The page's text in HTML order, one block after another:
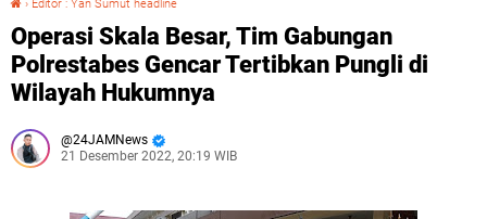
› Editor : Yan Sumut headline
Operasi Skala Besar, Tim Gabungan
Polrestabes Gencar Tertibkan Pungli di
Wilayah Hukumnya
24JAMNews
21 Desember 2022, 20:19 WIB